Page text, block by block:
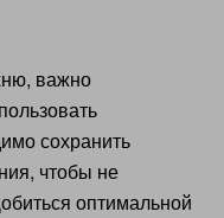
важно
сохранить
чтобы не
оптимальной